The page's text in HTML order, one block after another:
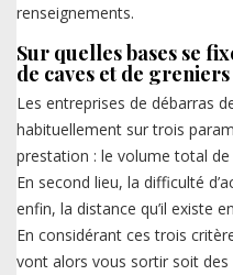
renseignements.
Sur quelles bases se
de caves et de greniers
Les entreprises de débarras
habituellement sur trois
prestation : le volume total
En second lieu, la difficulté
enfin, la distance qu’il existe
En considérant ces trois
vont alors vous sortir soit